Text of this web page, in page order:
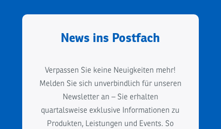
News ins Postfach
Verpassen Sie keine Neuigkeiten mehr!
Melden Sie sich unverbindlich für unseren
Newsletter an – Sie erhalten
quartalsweise exklusive Informationen zu
Produkten, Leistungen und Events. So